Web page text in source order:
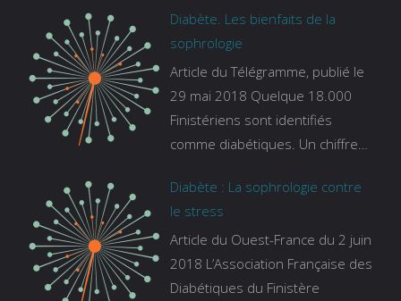
le site de france bleu :
https://www.francebleu.fr/emissi
ons/les-experts/breizh-izel/vos-
questions-sur-le-sommeil
Diabète. Les bienfaits de la
sophrologie
Article du Télégramme, publié le
29 mai 2018 Quelque 18.000
Finistériens sont identifiés
comme diabétiques. Un chiffre
tous ceux qui s’ignorent. « C’est
une pathologie qui continue à
augmenter, souligne Gaïanne
Gazeau, directrice adjointe de la
Caisse primaire d’assurance-
Diabète : La sophrologie contre
le stress
Article du Ouest-France du 2 juin
2018 L’Association Française des
Diabétiques du Finistère